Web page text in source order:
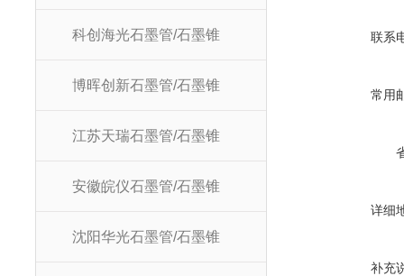
科创海光石墨管/石墨锥
博晖创新石墨管/石墨锥
江苏天瑞石墨管/石墨锥
安徽皖仪石墨管/石墨锥
沈阳华光石墨管/石墨锥
联系
常用
详细
补充